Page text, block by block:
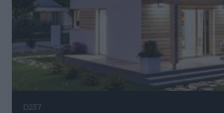
D237